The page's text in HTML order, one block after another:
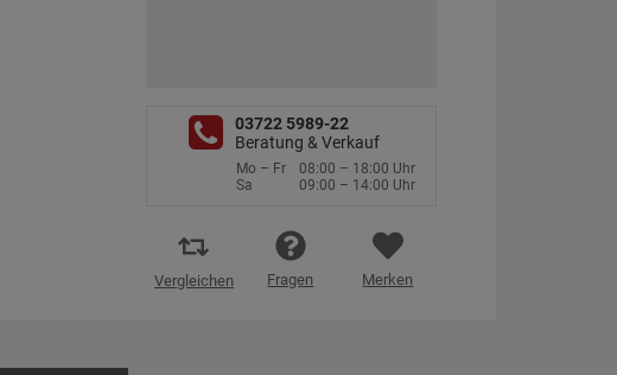
03722 5989-22
Beratung & Verkauf
Mo – Fr
08:00 – 18:00 Uhr
Sa
09:00 – 14:00 Uhr
Vergleichen Fragen Merken